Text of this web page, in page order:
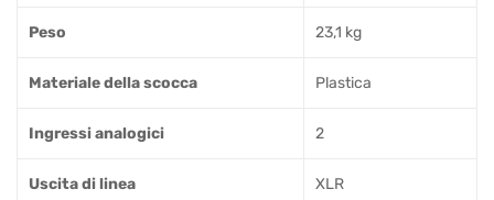
Peso 23,1 kg
Materiale della scocca Plastica
Ingressi analogici 2
Uscita di linea XLR